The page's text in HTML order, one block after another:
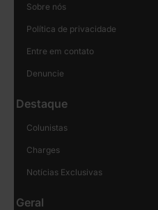
Sobre nós
Política de privacidade
Entre em contato
Denuncie
Destaque
Colunistas
Charges
Notícias Exclusivas
Geral